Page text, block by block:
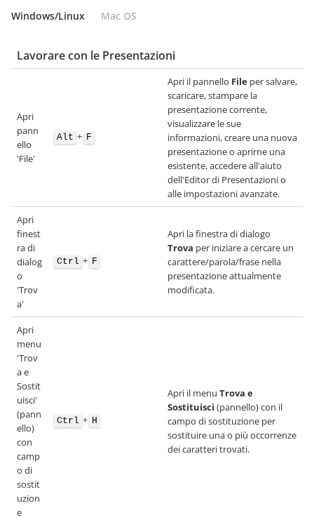
Windows/Linux Mac OS
Lavorare con le Presentazioni
Apri
pann
ello
'File'
Alt + F
Apri il pannello File per salvare,
scaricare, stampare la
presentazione corrente,
visualizzare le sue
informazioni, creare una nuova
presentazione o aprirne una
esistente, accedere all'aiuto
dell'Editor di Presentazioni o
alle impostazioni avanzate.
Apri
finest
ra di
dialog
o
'Trov
a'
Ctrl + F
Apri la finestra di dialogo
Trova per iniziare a cercare un
carattere/parola/frase nella
presentazione attualmente
modificata.
Apri
menu
'Trov
a e
Sostit
uisci'
(pann
ello)
con
camp
o di
sostit
uzion
e
Ctrl + H
Apri il menu Trova e
Sostituisci (pannello) con il
campo di sostituzione per
sostituire una o più occorrenze
dei caratteri trovati.